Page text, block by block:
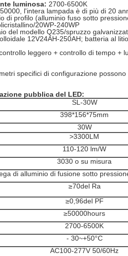
luminosa: 2700-6500K
l'intera lampada è di più di 20
di profilo (alluminio fuso sotto
20WP-240WP
del modello Q235/spruzzo
12V24AH-250AH; batteria al
leggero + controllo di tempo +
specifici di configurazione
pubblica del LED:
SL-30W
398*156*75mm
30W
>3300LM
110-120 lm/W
3030 o su misura
di alluminio di fusione sotto
≥70del Ra
≥0,96del PF
≥50000hours
2700-6500K
- 30~+50°C
AC100-277V 50/60Hz